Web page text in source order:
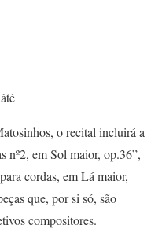
o recital incluirá a
nº2, em Sol maior, op.36”,
cordas, em Lá maior,
que, por si só, são
compositores.